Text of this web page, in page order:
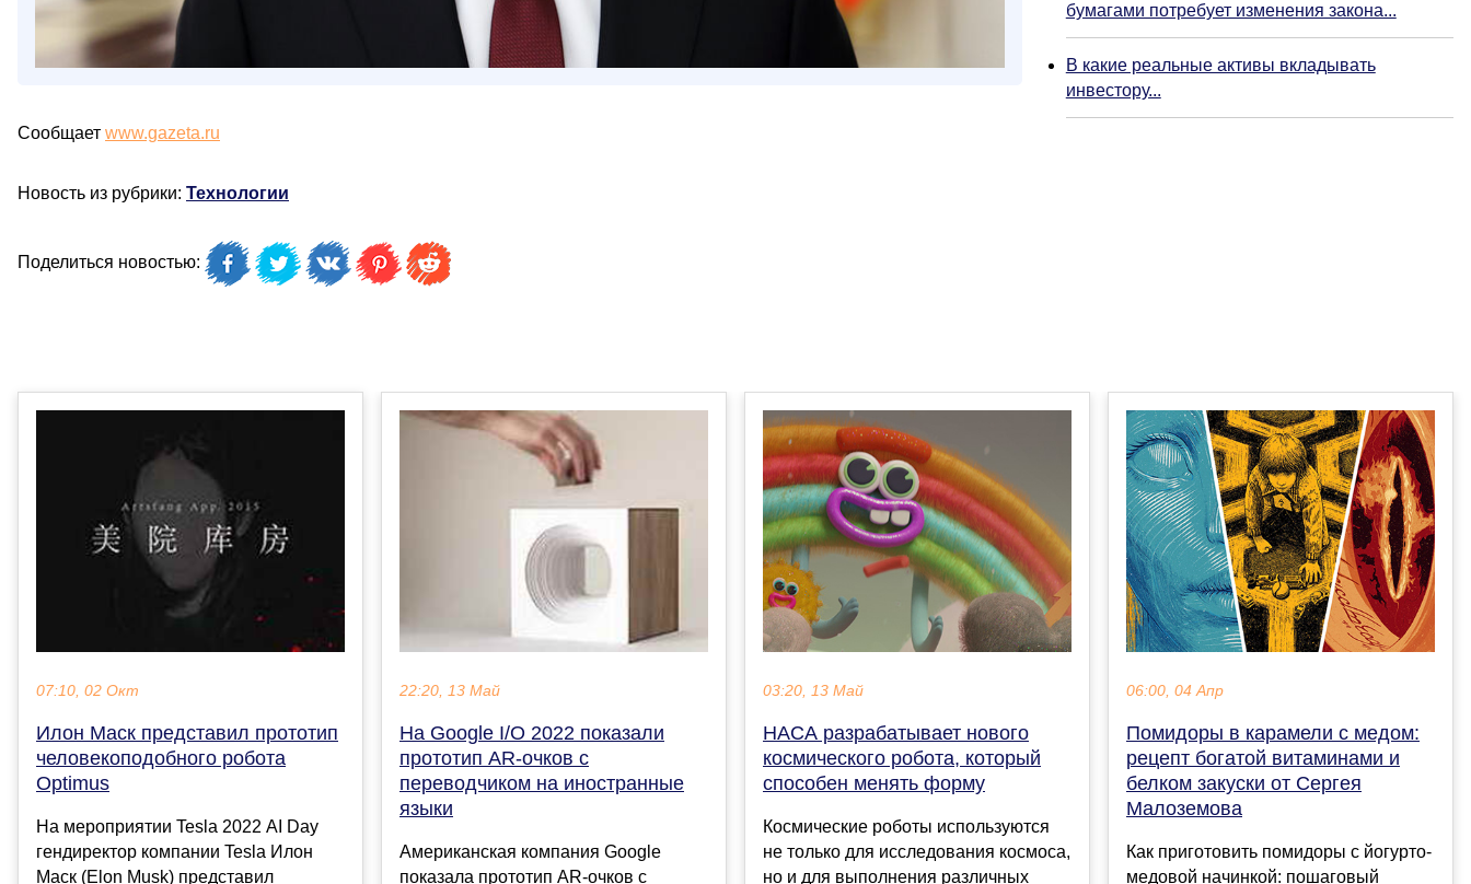
Сообщает www.gazeta.ru
Новость из рубрики: Технологии
Поделиться новостью:
бумагами потребует изменения закона...
В какие реальные активы вкладывать
инвестору...
07:10, 02 Окт
Илон Маск представил прототип
человекоподобного робота
Optimus
На мероприятии Tesla 2022 AI Day
гендиректор компании Tesla Илон
Маск (Elon Musk) представил
22:20, 13 Май
На Google I/O 2022 показали
прототип AR-очков с
переводчиком на иностранные
языки
Американская компания Google
показала прототип AR-очков с
03:20, 13 Май
НАСА разрабатывает нового
космического робота, который
способен менять форму
Космические роботы используются
не только для исследования космоса,
но и для выполнения различных
06:00, 04 Апр
Помидоры в карамели с медом:
рецепт богатой витаминами и
белком закуски от Сергея
Малоземова
Как приготовить помидоры с йогурто-
медовой начинкой: пошаговый